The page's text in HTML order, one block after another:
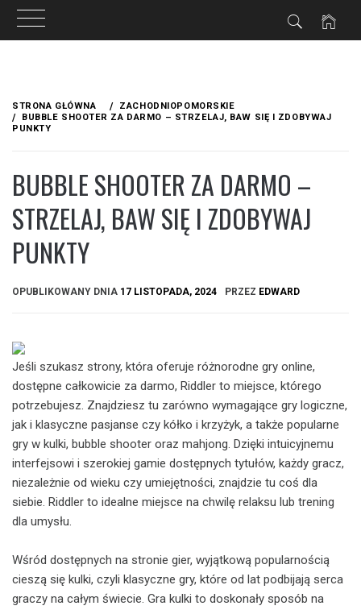
treści
STRONA GŁÓWNA
ZACHODNIOPOMORSKIE
BUBBLE SHOOTER ZA DARMO – STRZELAJ, BAW SIĘ I ZDOBYWAJ
PUNKTY
BUBBLE SHOOTER ZA DARMO –
STRZELAJ, BAW SIĘ I ZDOBYWAJ
PUNKTY
OPUBLIKOWANY DNIA 17 LISTOPADA, 2024 PRZEZ EDWARD
Jeśli szukasz strony, która oferuje różnorodne gry online,
dostępne całkowicie za darmo, Riddler to miejsce, którego
potrzebujesz. Znajdziesz tu zarówno wymagające gry logiczne,
jak i klasyczne pasjanse czy kółko i krzyżyk, a także popularne
gry w kulki, bubble shooter oraz mahjong. Dzięki intuicyjnemu
interfejsowi i szerokiej gamie dostępnych tytułów, każdy gracz,
niezależnie od wieku czy umiejętności, znajdzie tu coś dla
siebie. Riddler to idealne miejsce na chwilę relaksu lub trening
dla umysłu.
Wśród dostępnych na stronie gier, wyjątkową popularnością
cieszą się kulki, czyli klasyczne gry, które od lat podbijają serca
graczy na całym świecie. Gra kulki to doskonały sposób na